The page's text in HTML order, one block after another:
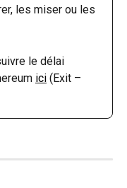
les miser ou les
le délai
ici (Exit –